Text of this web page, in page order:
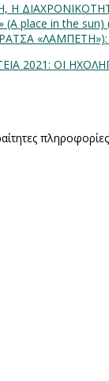
Η
place in the
2021: ΟΙ